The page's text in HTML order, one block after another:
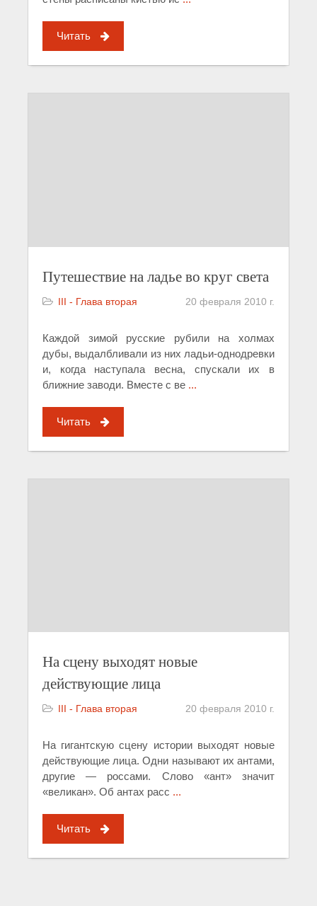
Читать
Путешествие на ладье во круг света
III - Глава вторая 20 февраля 2010 г.
Каждой зимой русские рубили на холмах
дубы, выдалбливали из них ладьи-однодревки
и, когда наступала весна, спускали их в
ближние заводи. Вместе с ве ...
Читать
На сцену выходят новые
действующие лица
III - Глава вторая 20 февраля 2010 г.
На гигантскую сцену истории выходят новые
действующие лица. Одни называют их антами,
другие — россами. Слово «ант» значит
«великан». Об антах расс ...
Читать